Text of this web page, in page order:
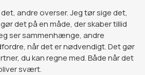
andre overser. Jeg tør sige det,
det på en måde, der skaber tillid
ser sammenhænge, andre
når det er nødvendigt. Det gør
du kan regne med. Både når det
svært.​​